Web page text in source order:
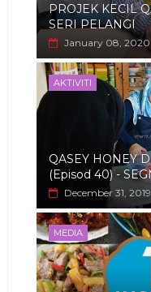
PROJEK KECIL
SERI PELANGI
January 08, 2020
AKTIVITI
QASEY HONEY
(Episod 40) -
December 31, 2019
MEDIA